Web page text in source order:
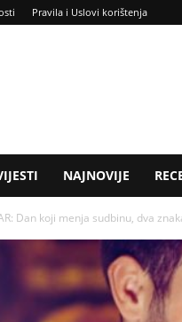
Pravila i Uslovi korištenja
NAJNOVIJE
Dan koji menja sudbinu, dva